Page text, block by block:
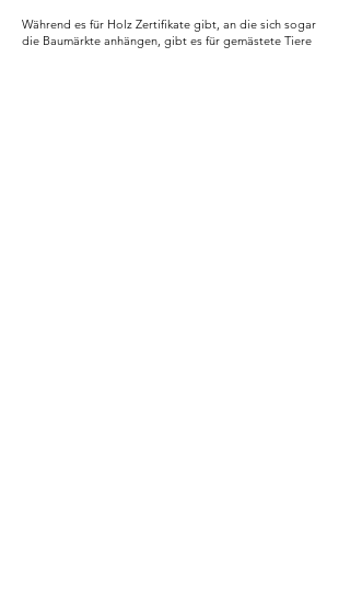
Während es für Holz Zertifikate gibt, an die sich sogar
die Baumärkte anhängen, gibt es für gemästete Tiere